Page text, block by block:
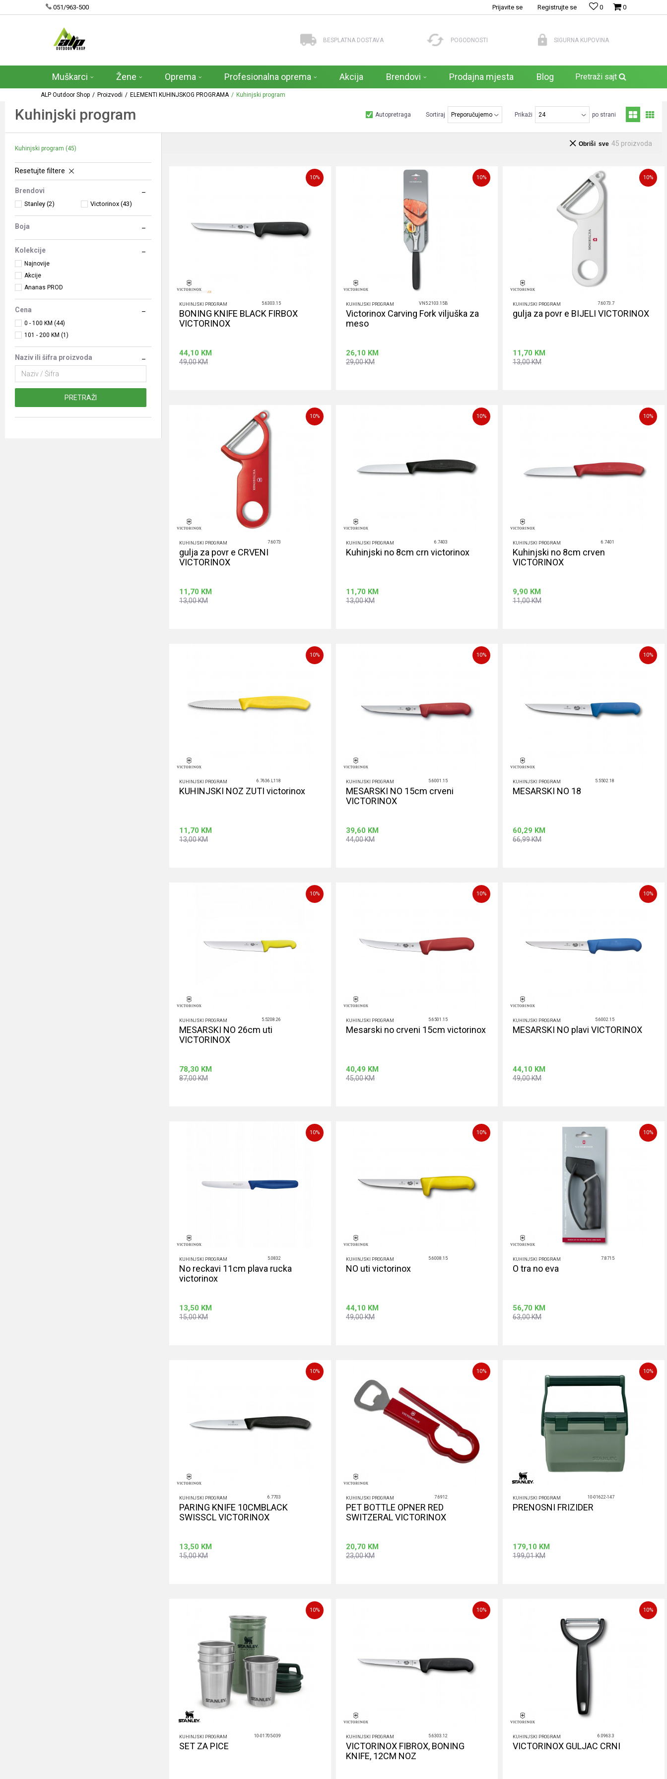
051/963-500 0
0
Prijavite se Registrujte se
BESPLATNA DOSTAVA POGODNOSTI SIGURNA KUPOVINA
Muškarci Žene Oprema Profesionalna oprema Akcija Brendovi Prodajna mjesta Blog Pretraži sajt
ALP Outdoor Shop Proizvodi ELEMENTI KUHINJSKOG PROGRAMA Kuhinjski program
Kuhinjski program Autopretraga Sortiraj Prikaži po strani
Kuhinjski program (45)
Resetujte filtere
Brendovi
Stanley (2) Victorinox (43)
Boja
Kolekcije
Najnovije
Akcije
Ananas PROD
Cena
0 - 100 KM (44)
101 - 200 KM (1)
Naziv ili šifra proizvoda
PRETRAŽI
45 proizvoda
Obriši sve
10%
KUHINJSKI PROGRAM 5.6303.15
BONING KNIFE BLACK FIRBOX
VICTORINOX
44,10 KM
49,00KM
10%
KUHINJSKI PROGRAM VN5.2103.15B
Victorinox Carving Fork viljuška za
meso
26,10 KM
29,00KM
10%
KUHINJSKI PROGRAM 7.6073.7
gulja za povr e BIJELI VICTORINOX
11,70 KM
13,00KM
10%
KUHINJSKI PROGRAM 7.6073
gulja za povr e CRVENI
VICTORINOX
11,70 KM
13,00KM
10%
KUHINJSKI PROGRAM 6.7403
Kuhinjski no 8cm crn victorinox
11,70 KM
13,00KM
10%
KUHINJSKI PROGRAM 6.7401
Kuhinjski no 8cm crven
VICTORINOX
9,90 KM
11,00KM
10%
KUHINJSKI PROGRAM 6.7636.L118
KUHINJSKI NOZ ZUTI victorinox
11,70 KM
13,00KM
10%
KUHINJSKI PROGRAM 5.6001.15
MESARSKI NO 15cm crveni
VICTORINOX
39,60 KM
44,00KM
10%
KUHINJSKI PROGRAM 5.5502.18
MESARSKI NO 18
60,29 KM
66,99KM
10%
KUHINJSKI PROGRAM 5.5208.26
MESARSKI NO 26cm uti
VICTORINOX
78,30 KM
87,00KM
10%
KUHINJSKI PROGRAM 5.6501.15
Mesarski no crveni 15cm victorinox
40,49 KM
45,00KM
10%
KUHINJSKI PROGRAM 5.6002.15
MESARSKI NO plavi VICTORINOX
44,10 KM
49,00KM
10%
KUHINJSKI PROGRAM 5.0832
No reckavi 11cm plava rucka
victorinox
13,50 KM
15,00KM
10%
KUHINJSKI PROGRAM 5.6008.15
NO uti victorinox
44,10 KM
49,00KM
10%
KUHINJSKI PROGRAM 7.8715
O tra no eva
56,70 KM
63,00KM
10%
KUHINJSKI PROGRAM 6.7703
PARING KNIFE 10CMBLACK
SWISSCL VICTORINOX
13,50 KM
15,00KM
10%
KUHINJSKI PROGRAM 7.6912
PET BOTTLE OPNER RED
SWITZERAL VICTORINOX
20,70 KM
23,00KM
10%
KUHINJSKI PROGRAM 10-01622-147
PRENOSNI FRIZIDER
179,10 KM
199,01KM
10%
KUHINJSKI PROGRAM 10-01705-039
SET ZA PICE
10%
KUHINJSKI PROGRAM 5.6303.12
VICTORINOX FIBROX, BONING
KNIFE, 12CM NOZ
10%
KUHINJSKI PROGRAM 6.0963.3
VICTORINOX GULJAC CRNI